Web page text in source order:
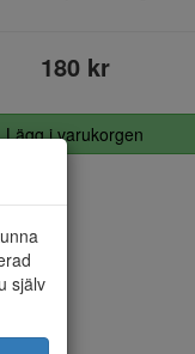
180 kr
Lägg i varukorgen
själv